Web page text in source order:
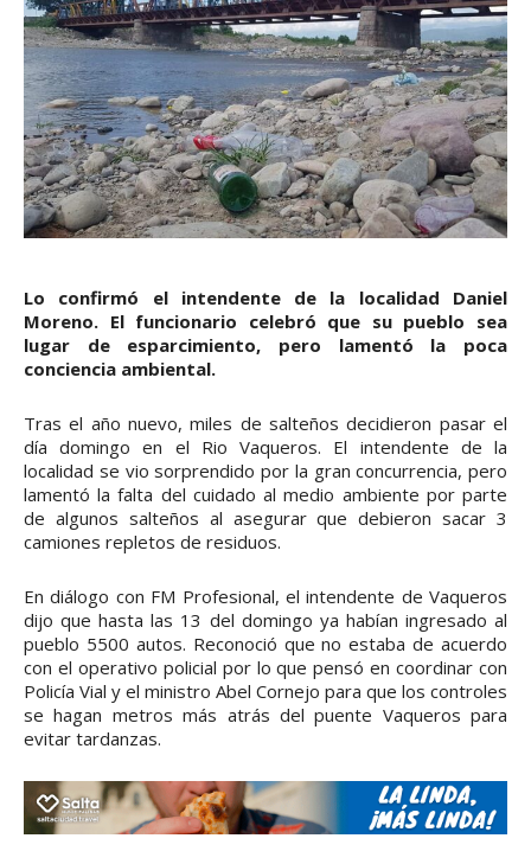
Lo confirmó el intendente de la localidad Daniel
Moreno. El funcionario celebró que su pueblo sea
lugar de esparcimiento, pero lamentó la poca
conciencia ambiental.
Tras el año nuevo, miles de salteños decidieron pasar el
día domingo en el Rio Vaqueros. El intendente de la
localidad se vio sorprendido por la gran concurrencia, pero
lamentó la falta del cuidado al medio ambiente por parte
de algunos salteños al asegurar que debieron sacar 3
camiones repletos de residuos.
En diálogo con FM Profesional, el intendente de Vaqueros
dijo que hasta las 13 del domingo ya habían ingresado al
pueblo 5500 autos. Reconoció que no estaba de acuerdo
con el operativo policial por lo que pensó en coordinar con
Policía Vial y el ministro Abel Cornejo para que los controles
se hagan metros más atrás del puente Vaqueros para
evitar tardanzas.